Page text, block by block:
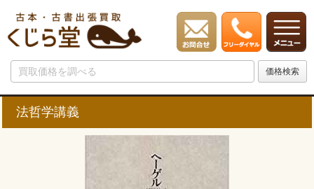
法哲学講義